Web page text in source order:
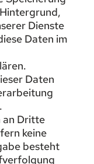
Dienste
Daten im
Daten
an Dritte
keine
besteht